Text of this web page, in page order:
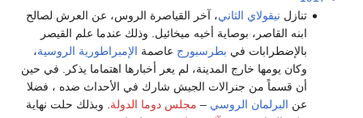
تنازل نيقولاي الثاني، آخر القياصرة الروس، عن العرش لصالح
ابنه القاصر، بوصاية أخيه ميخائيل. وذلك عندما علم القيصر
بالإضطرابات في بطرسبورج عاصمة الإمبراطورية الروسية،
وكان يومها خارج المدينة، لم يعر أخبارها اهتماما يذكر. في حين
أن قسماً من جنرالات الجيش شارك في الأحداث ضده ، فضلا
عن البرلمان الروسي – مجلس دوما الدولة . وبذلك حلت نهاية